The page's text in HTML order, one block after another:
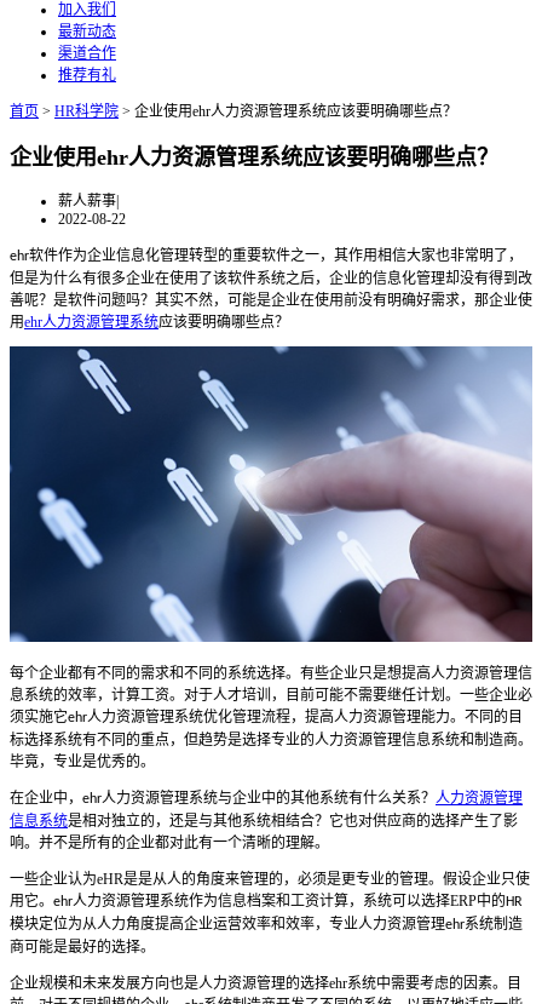
加入我们
最新动态
渠道合作
推荐有礼
首页 > HR科学院 > 企业使用ehr人力资源管理系统应该要明确哪些点？
企业使用ehr人力资源管理系统应该要明确哪些点？
薪人薪事|
2022-08-22
ehr软件作为企业信息化管理转型的重要软件之一，其作用相信大家也非常明了，
但是为什么有很多企业在使用了该软件系统之后，企业的信息化管理却没有得到改
善呢？是软件问题吗？其实不然，可能是企业在使用前没有明确好需求，那企业使
用ehr人力资源管理系统应该要明确哪些点？
每个企业都有不同的需求和不同的系统选择。有些企业只是想提高人力资源管理信
息系统的效率，计算工资。对于人才培训，目前可能不需要继任计划。一些企业必
须实施它ehr人力资源管理系统优化管理流程，提高人力资源管理能力。不同的目
标选择系统有不同的重点，但趋势是选择专业的人力资源管理信息系统和制造商。
毕竟，专业是优秀的。
在企业中， ehr人力资源管理系统与企业中的其他系统有什么关系？ 人力资源管理
信息系统是相对独立的，还是与其他系统相结合？它也对供应商的选择产生了影
响。并不是所有的企业都对此有一个清晰的理解。
一些企业认为eHR是是从人的角度来管理的，必须是更专业的管理。假设企业只使
用它。 ehr人力资源管理系统作为信息档案和工资计算，系统可以选择ERP中的HR
模块定位为从人力角度提高企业运营效率和效率，专业人力资源管理ehr系统制造
商可能是最好的选择。
企业规模和未来发展方向也是人力资源管理的选择ehr系统中需要考虑的因素。目